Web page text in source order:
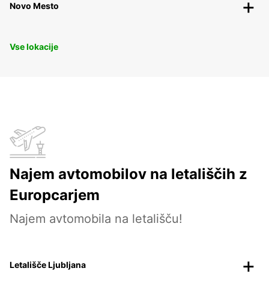
Novo Mesto
Vse lokacije
Najem avtomobilov na letališčih z
Europcarjem
Najem avtomobila na letališču!
Letališče Ljubljana